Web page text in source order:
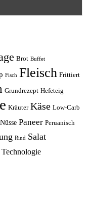
Brot Buffet
Fisch Fleisch Frittiert
Grundrezept Hefeteig
Kräuter Käse Low-Carb
Nüsse Paneer Peruanisch
Rind Salat
Technologie